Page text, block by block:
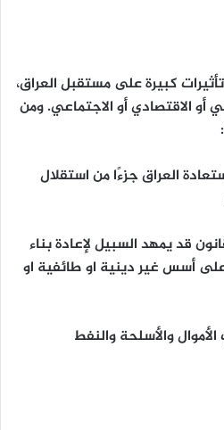
كبيرة على مستقبل العراق،
الاقتصادي أو الاجتماعي. ومن
العراق جزءًا من استقلال
قد يمهد السبيل لإعادة بناء
على أسس غير دينية او طائفية او
والأسلحة والنفط